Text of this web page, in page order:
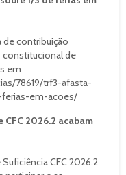
de contribuição
constitucional de
em
78619/trf3-afasta-
em-acoes/
2026.2 acabam
CFC 2026.2